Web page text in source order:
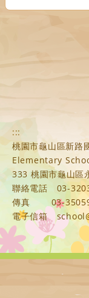
:::
桃園市龜山區新
Elementary
333 桃園市龜山區
聯絡電話
03-
傳真
03-
電子信箱